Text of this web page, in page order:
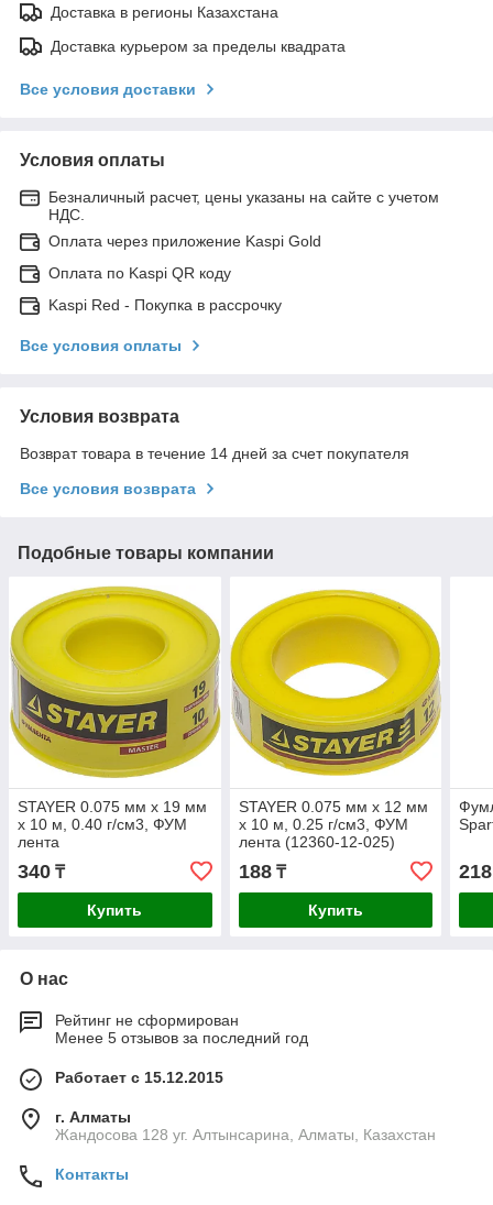
Доставка в регионы Казахстана
Доставка курьером за пределы квадрата
Все условия доставки
Условия оплаты
Безналичный расчет, цены указаны на сайте с учетом
НДС.
Оплата через приложение Kaspi Gold
Оплата по Kaspi QR коду
Kaspi Red - Покупка в рассрочку
Все условия оплаты
Условия возврата
Возврат товара в течение 14 дней за счет покупателя
Все условия возврата
Подобные товары компании
STAYER 0.075 мм х 19 мм
х 10 м, 0.40 г/см3, ФУМ
лента
340 ₸
Купить
STAYER 0.075 мм х 12 мм
х 10 м, 0.25 г/см3, ФУМ
лента (12360-12-025)
188₸
Купить
218
О нас
Рейтинг не сформирован
Менее 5 отзывов за последний год
Работает с 15.12.2015
г. Алматы
Жандосова 128 уг. Алтынсарина, Алматы, Казахстан
Контакты